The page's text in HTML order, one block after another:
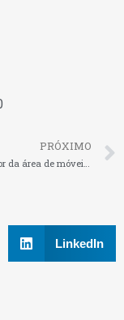
PRÓXIMO
Empreendedor da área de móveis planejados conta como a ‘vida on-line’ o ajuda a manter seu negócio
LinkedIn